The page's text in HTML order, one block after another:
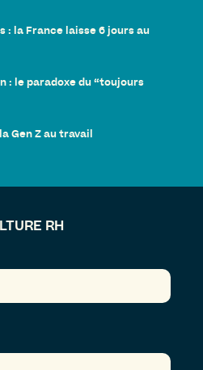
: la France laisse 6 jours au
: le paradoxe du “toujours
Gen Z au travail
RH